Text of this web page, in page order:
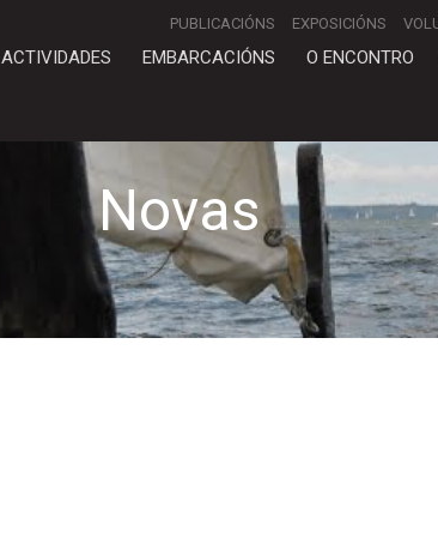
PUBLICACIÓNS EXPOSICIÓNS
ACTIVIDADES EMBARCACIÓNS O ENCONTRO
Novas